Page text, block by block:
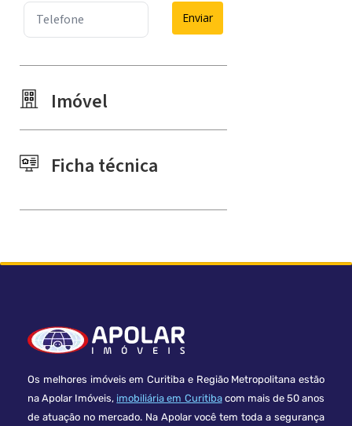
Enviar
Imóvel
Ficha técnica
Os melhores imóveis em Curitiba e Região Metropolitana estão
na Apolar Imóveis, imobiliária em Curitibacom mais de 50 anos
de atuação no mercado. Na Apolar você tem toda a segurança